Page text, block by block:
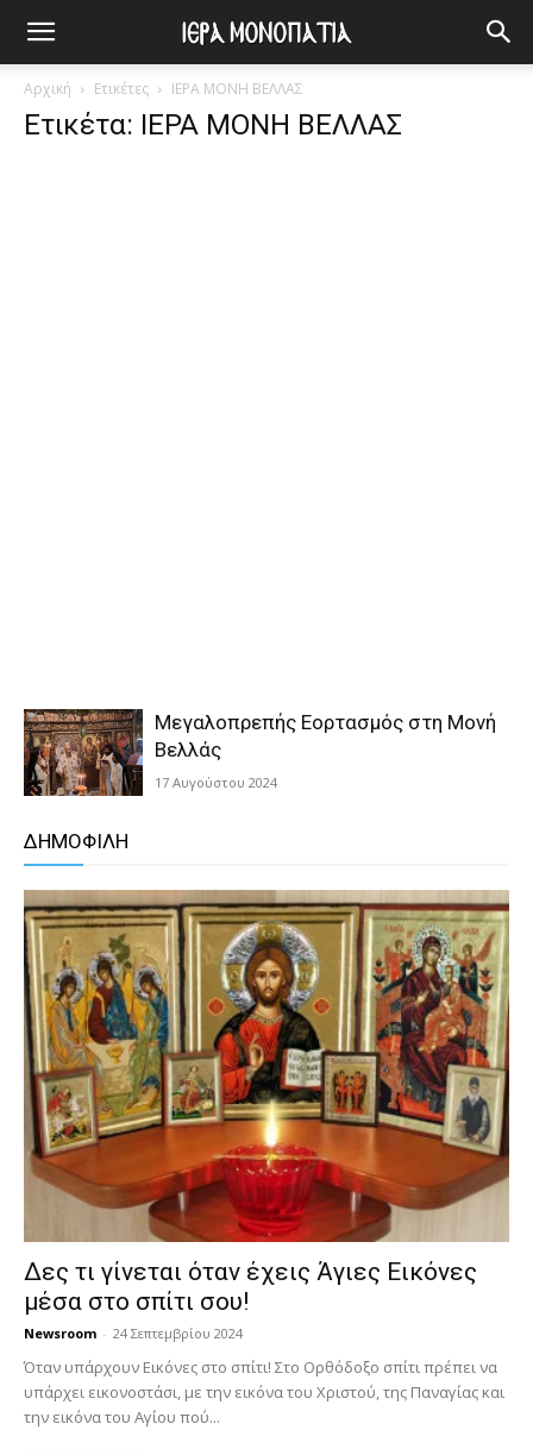
Αρχική Ετικέτες ΙΕΡΑ ΜΟΝΗ ΒΕΛΛΑΣ
Ετικέτα: ΙΕΡΑ ΜΟΝΗ ΒΕΛΛΑΣ
Μεγαλοπρεπής Εορτασμός στη Μονή
Βελλάς
17 Αυγούστου 2024
ΔΗΜΟΦΙΛΗ
Δες τι γίνεται όταν έχεις Άγιες Εικόνες
μέσα στο σπίτι σου!
Newsroom - 24 Σεπτεμβρίου 2024
Όταν υπάρχουν Εικόνες στο σπίτι! Στο Ορθόδοξο σπίτι πρέπει να
υπάρχει εικονοστάσι, με την εικόνα του Χριστού, της Παν­αγίας και
την εικόνα του Αγίου πού...